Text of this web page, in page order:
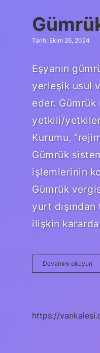
Tarih: Ekim 26, 2024
Eşyanın
yerleşik usul
eder.
yetkili/
Kurumu,
Gümrük
işlemlerinin
Gümrük
yurt
ilişkin
Devamını okuyun
https://